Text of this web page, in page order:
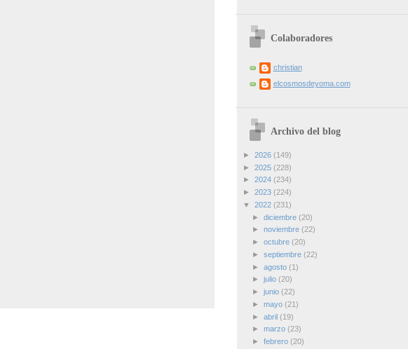
Colaboradores
christian
elcosmosdeyoma.com
Archivo del blog
► 2026 (149)
► 2025 (228)
► 2024 (234)
► 2023 (224)
▼ 2022 (231)
► diciembre (20)
► noviembre (22)
► octubre (20)
► septiembre (22)
► agosto (1)
► julio (20)
► junio (22)
► mayo (21)
► abril (19)
► marzo (23)
► febrero (20)